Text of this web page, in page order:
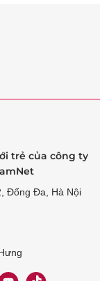
trẻ của công ty
Đống Đa, Hà Nội